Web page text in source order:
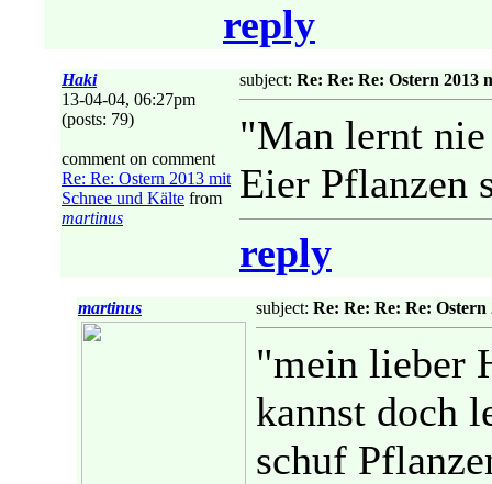
reply
Haki
13-04-04, 06:27pm
(posts: 79)
comment on comment
Re: Re: Ostern 2013 mit
Schnee und Kälte from
martinus
subject: Re: Re: Re: Ostern 2013
"Man lernt nie
Eier Pflanzen
reply
martinus subject: Re: Re: Re: Re:
"mein lieber
kannst doch
schuf